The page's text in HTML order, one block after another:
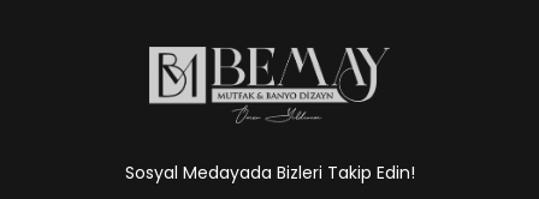
Sosyal Medayada Bizleri Takip Edin!